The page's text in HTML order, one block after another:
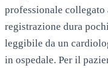
professionale
registrazione dura
leggibile da un
in ospedale. Per il